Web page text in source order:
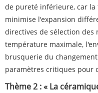
de pureté inférieure, car
minimise l'expansion
directives de sélection des
température maximale,
brusquerie du
paramètres critiques pour
Thème 2 : « La